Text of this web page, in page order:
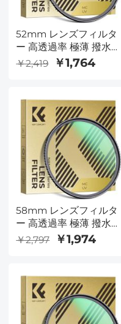
52mm レンズフィルタ
ー 高透過率 極薄 撥水防
汚 AGC日本製光学ガラ
ス レンズ保護用 MCUV
Dazzleシリーズ）
￥2,419 ￥1,764
58mm レンズフィルタ
ー 高透過率 極薄 撥水防
汚 AGC日本製光学ガラ
Dazzleシリーズ）
￥2,797 ￥1,974